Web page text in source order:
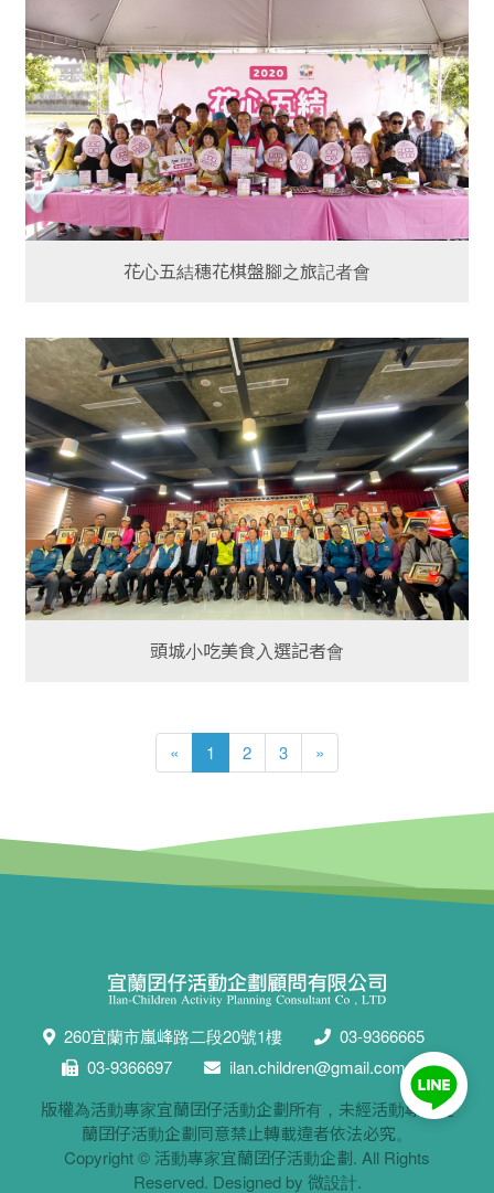
花心五結穗花棋盤腳之旅記者會
頭城小吃美食入選記者會
« 1 2 3 »
260宜蘭市嵐峰路二段20號1樓
03-9366665
03-9366697
ilan.children@gmail.com
版權為活動專家宜蘭囝仔活動企劃所有，未經活動專家宜
蘭囝仔活動企劃同意禁止轉載違者依法必究。
Copyright © 活動專家宜蘭囝仔活動企劃. All Rights
Reserved. Designed by 微設計.